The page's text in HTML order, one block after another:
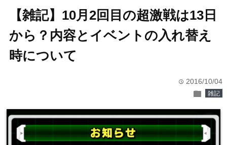
【雑記】10月2回目の超激戦は13日
から？内容とイベントの入れ替え
時について
time 2016/10/04
folder 雑記